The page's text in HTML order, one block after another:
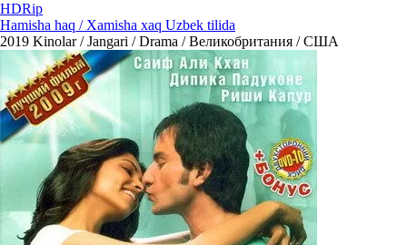
HDRip
Hamisha haq / Xamisha xaq Uzbek tilida
2019 Kinolar / Jangari / Drama / Великобритания / США